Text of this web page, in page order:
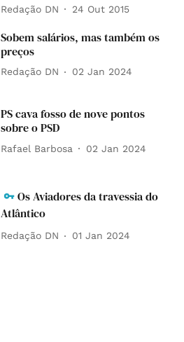
Redação DN 24 Out 2015
Sobem salários, mas também os
preços
Redação DN 02 Jan 2024
PS cava fosso de nove pontos
sobre o PSD
Rafael Barbosa 02 Jan 2024
Os Aviadores da travessia do
Atlântico
Redação DN 01 Jan 2024